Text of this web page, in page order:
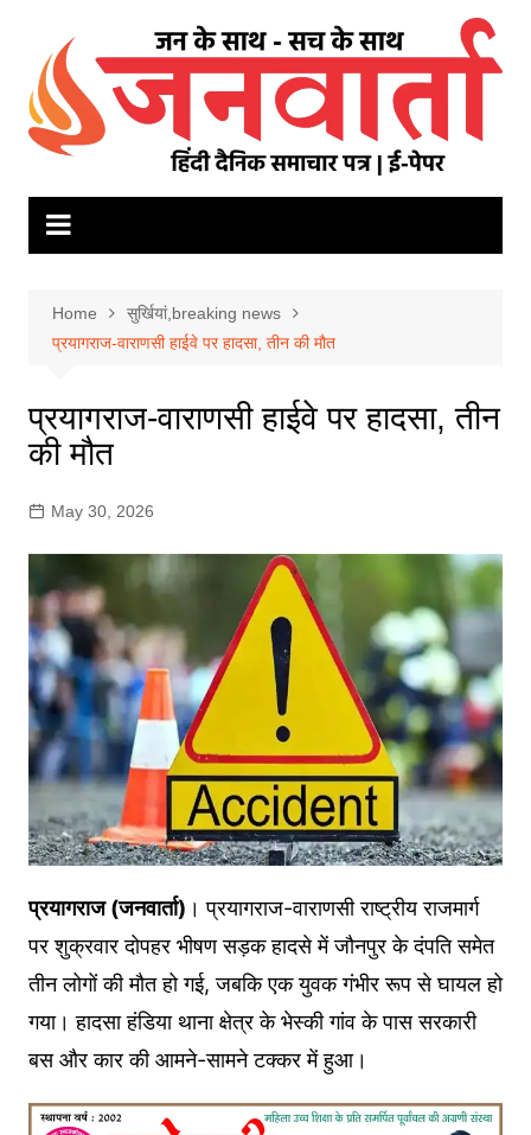
content
Home
सुर्खियां,breaking news
प्रयागराज-वाराणसी हाईवे पर हादसा, तीन की मौत
प्रयागराज-वाराणसी हाईवे पर हादसा, तीन
की मौत
May 30, 2026
प्रयागराज (जनवार्ता) । प्रयागराज-वाराणसी राष्ट्रीय राजमार्ग
पर शुक्रवार दोपहर भीषण सड़क हादसे में जौनपुर के दंपति समेत
तीन लोगों की मौत हो गई, जबकि एक युवक गंभीर रूप से घायल हो
गया। हादसा हंडिया थाना क्षेत्र के भेस्की गांव के पास सरकारी
बस और कार की आमने-सामने टक्कर में हुआ।